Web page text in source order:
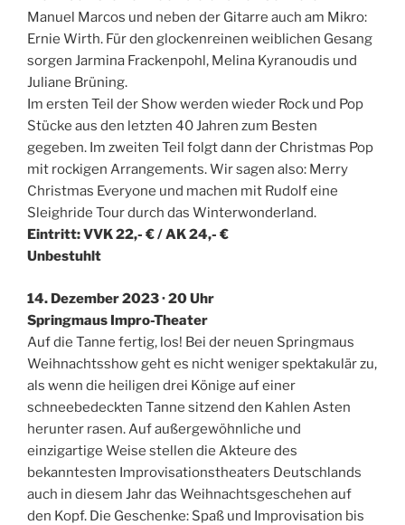
Manuel Marcos und neben der Gitarre auch am Mikro:
Ernie Wirth. Für den glockenreinen weiblichen Gesang
sorgen Jarmina Frackenpohl, Melina Kyranoudis und
Juliane Brüning.
Im ersten Teil der Show werden wieder Rock und Pop
Stücke aus den letzten 40 Jahren zum Besten
gegeben. Im zweiten Teil folgt dann der Christmas Pop
mit rockigen Arrangements. Wir sagen also: Merry
Christmas Everyone und machen mit Rudolf eine
Sleighride Tour durch das Winterwonderland.
Eintritt: VVK 22,- € / AK 24,- €
Unbestuhlt
14. Dezember 2023 · 20 Uhr
Springmaus Impro-Theater
Auf die Tanne fertig, los! Bei der neuen Springmaus
Weihnachtsshow geht es nicht weniger spektakulär zu,
als wenn die heiligen drei Könige auf einer
schneebedeckten Tanne sitzend den Kahlen Asten
herunter rasen. Auf außergewöhnliche und
einzigartige Weise stellen die Akteure des
bekanntesten Improvisationstheaters Deutschlands
auch in diesem Jahr das Weihnachtsgeschehen auf
den Kopf. Die Geschenke: Spaß und Improvisation bis